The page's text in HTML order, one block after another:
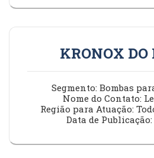
KRONOX
Segmento: Bombas
Nome do Contato:
Região para Atuação:
Data de Publicação: